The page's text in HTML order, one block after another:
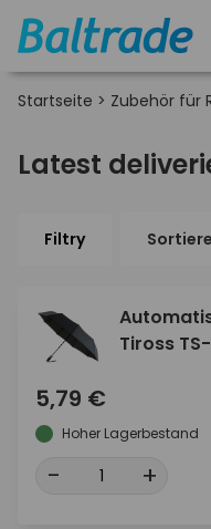
Startseite > Zubehör für
Latest
Filtry
Tiross
5,79 €
Hoher Lagerbestand
- +